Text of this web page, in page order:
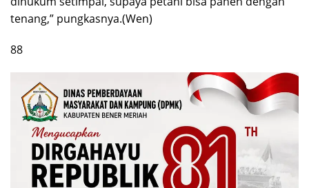
tenang,” pungkasnya.(Wen)
88